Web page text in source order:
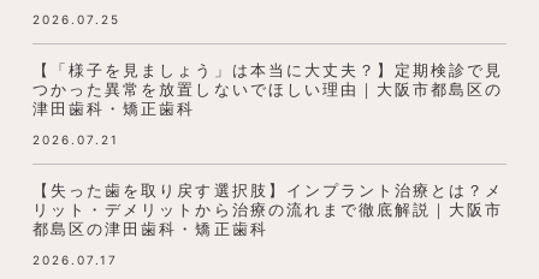
2026.07.25
【「様子を見ましょう」は本当に大丈夫？】定期検診で見
つかった異常を放置しないでほしい理由｜大阪市都島区の
津田歯科・矯正歯科
2026.07.21
【失った歯を取り戻す選択肢】インプラント治療とは？メ
リット・デメリットから治療の流れまで徹底解説｜大阪市
都島区の津田歯科・矯正歯科
2026.07.17